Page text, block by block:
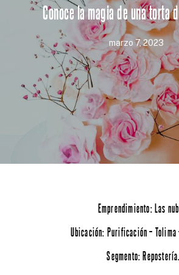
Conoce la magia de una torta
marzo 7, 2023
Emprendimiento: Las
Ubicación: Purificación – Tolima
Segmento: Repostería.